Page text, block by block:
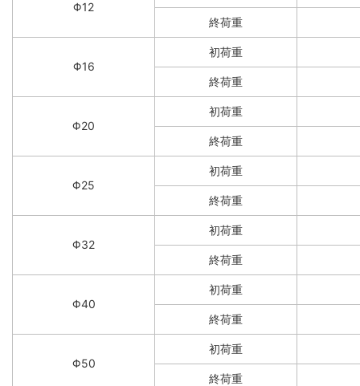
Φ12
終荷重
Φ16
初荷重
終荷重
Φ20
初荷重
終荷重
Φ25
初荷重
終荷重
Φ32
初荷重
終荷重
Φ40
初荷重
終荷重
Φ50
初荷重
終荷重